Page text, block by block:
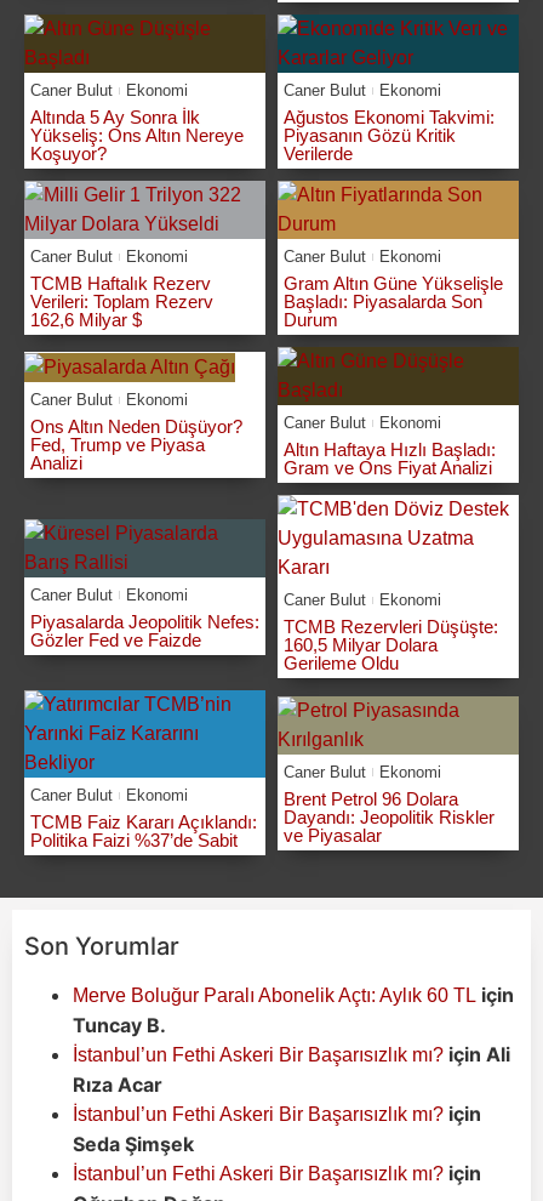
Caner Bulut Ekonomi
Altında 5 Ay Sonra İlk
Yükseliş: Ons Altın Nereye
Koşuyor?
Caner Bulut Ekonomi
Ağustos Ekonomi Takvimi:
Piyasanın Gözü Kritik
Verilerde
Caner Bulut Ekonomi
TCMB Haftalık Rezerv
Verileri: Toplam Rezerv
162,6 Milyar $
Caner Bulut Ekonomi
Gram Altın Güne Yükselişle
Başladı: Piyasalarda Son
Durum
Caner Bulut Ekonomi
Ons Altın Neden Düşüyor?
Fed, Trump ve Piyasa
Analizi
Caner Bulut Ekonomi
Altın Haftaya Hızlı Başladı:
Gram ve Ons Fiyat Analizi
Caner Bulut Ekonomi
Piyasalarda Jeopolitik Nefes:
Gözler Fed ve Faizde
Caner Bulut Ekonomi
TCMB Rezervleri Düşüşte:
160,5 Milyar Dolara
Gerileme Oldu
Caner Bulut Ekonomi
TCMB Faiz Kararı Açıklandı:
Politika Faizi %37’de Sabit
Caner Bulut Ekonomi
Brent Petrol 96 Dolara
Dayandı: Jeopolitik Riskler
ve Piyasalar
Son Yorumlar
Merve Boluğur Paralı Abonelik Açtı: Aylık 60 TL için
Tuncay B.
İstanbul’un Fethi Askeri Bir Başarısızlık mı? için Ali
Rıza Acar
İstanbul’un Fethi Askeri Bir Başarısızlık mı? için
Seda Şimşek
İstanbul’un Fethi Askeri Bir Başarısızlık mı? için